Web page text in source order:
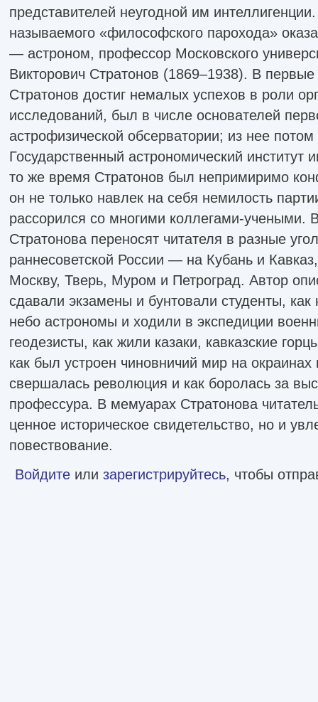
представителей неугодной им
называемого «философского парохода»
— астроном, профессор Московского
Викторович Стратонов (1869–1938). В первые
Стратонов достиг немалых успехов в роли
исследований, был в числе основателей
астрофизической обсерватории; из нее
Государственный астрономический
то же время Стратонов был непримиримо
он не только навлек на себя немилость
рассорился со многими коллегами-учеными.
Стратонова переносят читателя в разные
раннесоветской России — на Кубань и
Москву, Тверь, Муром и Петроград. Автор
сдавали экзамены и бунтовали студенты,
небо астрономы и ходили в экспедиции
геодезисты, как жили казаки, кавказские
как был устроен чиновничий мир на окраинах
свершалась революция и как боролась за
профессура. В мемуарах Стратонова
ценное историческое свидетельство, но и
повествование.
Войдите или зарегистрируйтесь, чтобы